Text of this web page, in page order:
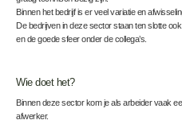
Binnen het bedrijf is er veel variatie en
De bedrijven in deze sector staan ten slotte
en de goede sfeer onder de collega’s.
Wie doet het?
Binnen deze sector kom je als arbeider vaak
afwerker.